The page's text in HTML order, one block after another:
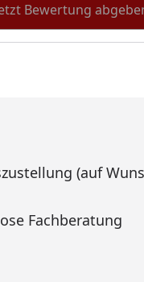
Bewertung
(auf
Fachberatung